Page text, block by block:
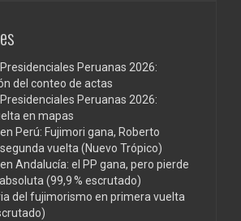
Peruanas 2026:
del conteo de actas
Peruanas 2026:
en mapas
Perú: Fujimori gana, Roberto
vuelta (Nuevo Trópico)
Andalucía: el PP gana, pero pierde
(99,9 % escrutado)
del fujimorismo en primera vuelta